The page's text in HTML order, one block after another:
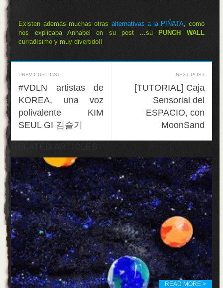
Existen además muchas otras alternativas a la PIÑATA , como
nos explicaba Annabel en su post …su
PUNCH WALL
curradísimo y muy divertido!!
PREVIOUS POST
#VDLN artistas de
KOREA, una voz
polivalente KIM
SEUL GI 김슬기
NEXT POST
[TUTORIAL] Caja
Sensorial del
ESPACIO, con
MoonSand
RELATED ARTICLES
READ MORE >